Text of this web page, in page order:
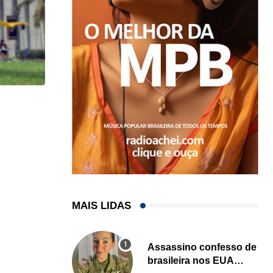
HISTÓRICO
Açaí é reconhecido oficialmente como fruto
21/01/2026
MAIS LIDAS
Assassino confesso de
brasileira nos EUA